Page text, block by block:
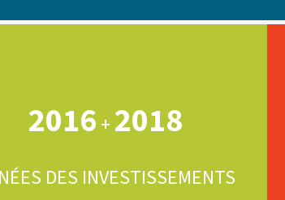
2016 + 2018
DES INVESTISSEMENTS